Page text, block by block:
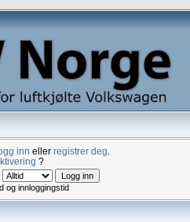
inn eller registrer deg
?
og innloggingstid